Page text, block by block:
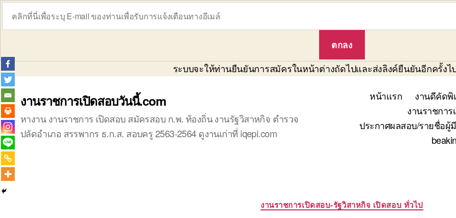
ระบบจะให้ท่านยืนยันการสมัครในหน้าต่างถัดไปและส่งลิงค์ยืนยันอีกครั้งไ
งานราชการเปิดสอบวันนี้.com
หางาน งานราชการ เปิดสอบ สมัครสอบ ก.พ. ท้องถิ่น งานรัฐวิสาหกิจ ตำรวจ
ปลัดอำเภอ สรรพากร ธ.ก.ส. สอบครู 2563-2564 ดูงานเก่าที่ iqepi.com
หน้าแรก
งานดีคัดพิ
งานราชกา
ประกาศผลสอบ/รายชื่อผู้
Categories
งานราชการเปิดสอบ-รัฐวิสาหกิจ เปิดสอบ ทั่วไป